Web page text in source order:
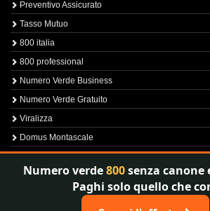
Preventivo Assicurato
Tasso Mutuo
800 italia
800 professional
Numero Verde Business
Numero Verde Gratuito
Viralizza
Domus Montascale
Sprint800
Verfica Numero Verde
Numero verde800senza canone
Paghi solo quello che